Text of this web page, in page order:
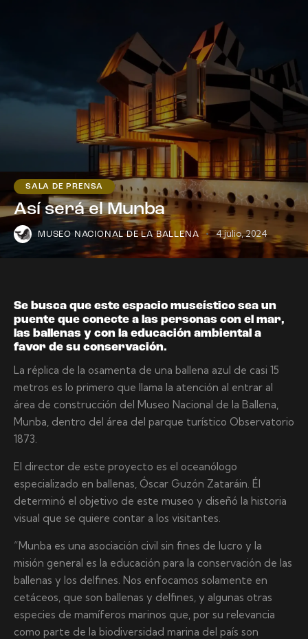
SALA DE PRENSA
Así será el Munba
MUSEO NACIONAL DE LA BALLENA 4 julio, 2024
Se busca que este espacio museístico sea un
puente que conecte a las personas con el mar,
las ballenas y con la educación ambiental a
favor de su conservación.
La réplica de la osamenta de una ballena azul de casi 15
metros es lo primero que llama la atención al entrar al
área de construcción del Museo Nacional de la Ballena,
Munba, dentro del área del parque turístico Observatorio
1873.
El director de este proyecto es el oceanólogo
especializado en ballenas, Óscar Guzón Zataráin. Él
determinó el objetivo de este museo y diseñó la historia
visual que se quiere contar a los visitantes.
“Munba es una asociación civil sin fines de lucro y la
misión general es la educación para la conservación de las
ballenas y los delfines. Nos enfocamos solamente en
cetáceos, que son ballenas y delfines, y algunas otras
especies de mamíferos marinos que, por su relevancia
como parte de la biodiversidad marina del país son